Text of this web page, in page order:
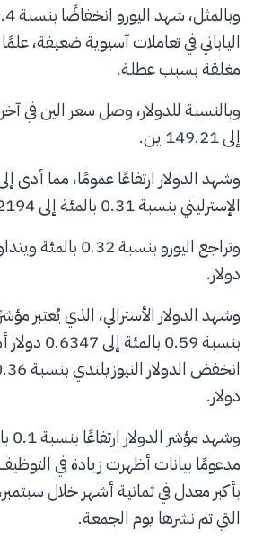
الياباني في تعاملات آسيوية ضعيفة،
مغلقة بسبب عطلة.
وبالنسبة للدولار، وصل سعر الين في
إلى 149.21 ين.
وشهد الدولار ارتفاعًا عمومًا، مما أدى
الإسترليني بنسبة 0.31 بالمئة إلى 1.2194 دولار.
دولار.
وشهد الدولار الأسترالي، الذي يُعتبر
بنسبة 0.59
دولار.
مدعومًا بيانات أظهرت زيادة في
بأكبر معدل في ثمانية أشهر خلال
التي تم نشرها يوم الجمعة.